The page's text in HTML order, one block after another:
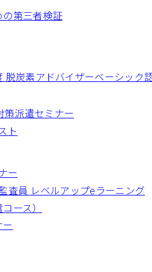
第三者検証
脱炭素アドバイザーベーシック
策派遣セミナー
ト
ー
査員 レベルアップeラーニング
ース）